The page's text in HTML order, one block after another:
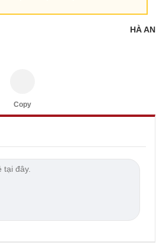
HÀ AN
Copy